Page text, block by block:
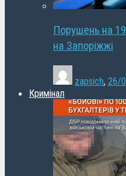
Порушень на
на Запоріжжі
zapsich, 26/
Кримінал